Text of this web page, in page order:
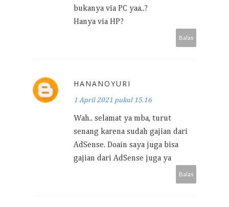
bukanya via PC yaa..?
Hanya via HP?
Balas
HANANOYURI
1 April 2021 pukul 15.16
Wah.. selamat ya mba, turut
senang karena sudah gajian dari
AdSense. Doain saya juga bisa
gajian dari AdSense juga ya
Balas